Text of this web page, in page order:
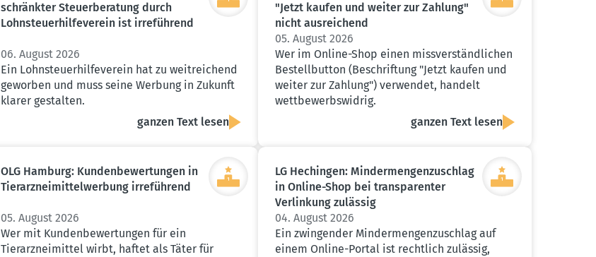
schränkter Steuer­be­ratung durch
Lohnsteu­er­hil­fe­verein ist irreführend
06. August 2026
Ein Lohnsteuerhilfeverein hat zu weitreichend
geworben und muss seine Werbung in Zukunft
klarer gestalten.
ganzen Text lesen
"Jetzt kaufen und weiter zur Zahlung"
nicht ausrei­chend
05. August 2026
Wer im Online-Shop einen missverständlichen
Bestellbutton (Beschriftung "Jetzt kaufen und
weiter zur Zahlung") verwendet, handelt
wettbewerbswidrig.
ganzen Text lesen
OLG Hamburg: Kunden­be­wer­tungen in
Tierarz­nei­mit­tel­werbung irreführend
05. August 2026
Wer mit Kundenbewertungen für ein
Tierarzneimittel wirbt, haftet als Täter für
LG Hechingen: Minder­men­gen­zu­schlag
in Online-Shop bei trans­pa­renter
Verlinkung zulässig
04. August 2026
Ein zwingender Mindermengenzuschlag auf
einem Online-Portal ist rechtlich zulässig,